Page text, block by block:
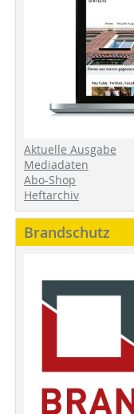
Aktuelle Ausgabe
Mediadaten
Abo-Shop
Heftarchiv
Brandschutz